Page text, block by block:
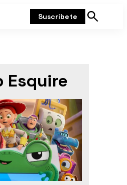
Suscríbete
Mostrar
Esquire